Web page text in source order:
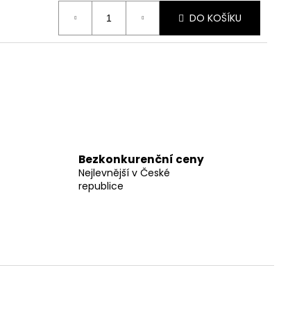
DO KOŠÍKU
Bezkonkurenční ceny
Nejlevnější v České
republice